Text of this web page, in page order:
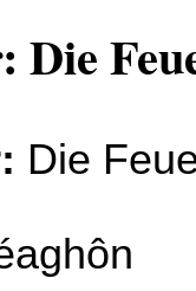
Die
Die